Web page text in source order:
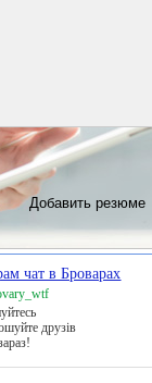
чат в Броварах
друзів
Добавить резюме